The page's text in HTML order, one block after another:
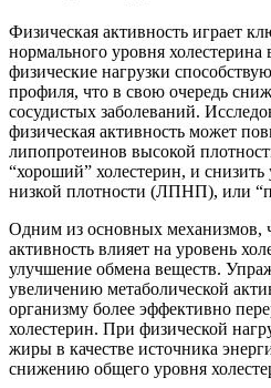
Физическая активность играет
нормального уровня холестерина
физические нагрузки
профиля, что в свою очередь
сосудистых заболеваний.
физическая активность может
липопротеинов высокой
“хороший” холестерин, и
низкой плотности (ЛПНП), или
Одним из основных механизмов,
активность влияет на уровень
улучшение обмена веществ.
увеличению метаболической
организму более эффективно
холестерин. При физической
жиры в качестве источника
снижению общего уровня